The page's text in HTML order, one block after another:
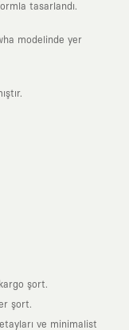
tasarlandı.
modelinde yer
şort.
şort.
ve minimalist